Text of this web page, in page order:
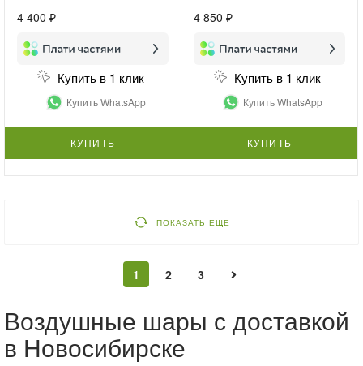
4 400 ₽
Купить в 1 клик
Купить WhatsApp
КУПИТЬ
4 850 ₽
Купить в 1 клик
Купить WhatsApp
КУПИТЬ
ПОКАЗАТЬ ЕЩЕ
1 2 3
Воздушные шары с доставкой
в Новосибирске